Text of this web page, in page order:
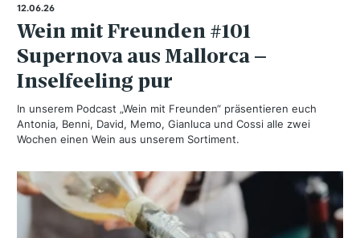
12.06.26
Wein mit Freunden #101
Supernova aus Mallorca –
Inselfeeling pur
In unserem Podcast „Wein mit Freunden“ präsentieren euch
Antonia, Benni, David, Memo, Gianluca und Cossi alle zwei
Wochen einen Wein aus unserem Sortiment.